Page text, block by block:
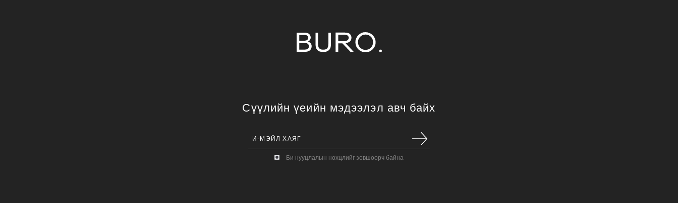
Сүүлийн үеийн мэдээлэл авч байх
Би нууцлалын нөхцлийг зөвшөөрч байна